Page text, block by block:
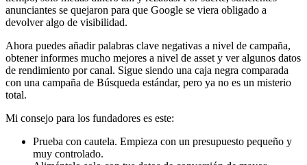
anunciantes se quejaron para que Google se viera obligado a
devolver algo de visibilidad.
Ahora puedes añadir palabras clave negativas a nivel de campaña,
obtener informes mucho mejores a nivel de asset y ver algunos datos
de rendimiento por canal. Sigue siendo una caja negra comparada
con una campaña de Búsqueda estándar, pero ya no es un misterio
total.
Mi consejo para los fundadores es este:
Prueba con cautela. Empieza con un presupuesto pequeño y
muy controlado.